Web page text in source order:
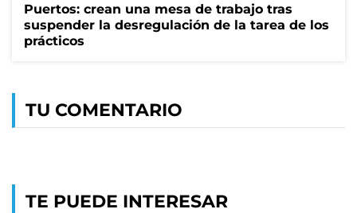
Puertos: crean una mesa de trabajo tras
suspender la desregulación de la tarea de los
prácticos
TU COMENTARIO
TE PUEDE INTERESAR